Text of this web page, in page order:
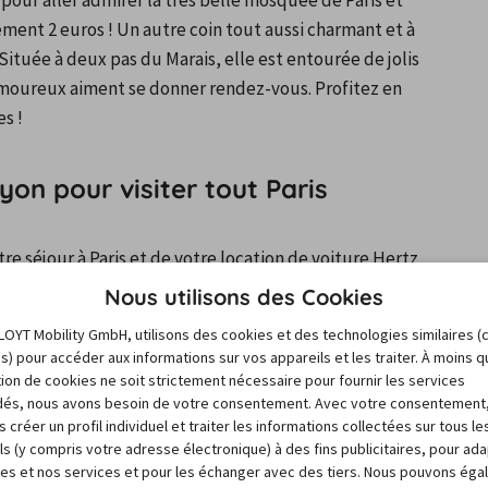
2 euros ! Un autre coin tout aussi charmant et à
à deux pas du Marais, elle est entourée de jolis
aiment se donner rendez-vous. Profitez en
!
pour visiter tout Paris
séjour à Paris et de votre location de voiture Hertz
autres quartiers de la capitale. Tout est très vite
Belleville ou grimper tout au nord de Paris et vous
arrondissement sans oublier le magnifique quartier de
que vous pourrez découvrir avec votre
sortiez un peu de la capitale pour découvrir la
permettra de rejoindre Versailles, Fontainebleau et
Nous utilisons des Cookies
Mobility GmbH, utilisons des cookies et des technologies similaires
pour accéder aux informations sur vos appareils et les traiter. À moins
de cookies ne soit strictement nécessaire pour fournir les services
nous avons besoin de votre consentement. Avec votre
créer un profil individuel et traiter les informations collectées sur tous
(y compris votre adresse électronique) à des fins publicitaires, pour
et nos services et pour les échanger avec des tiers. Nous pouvons